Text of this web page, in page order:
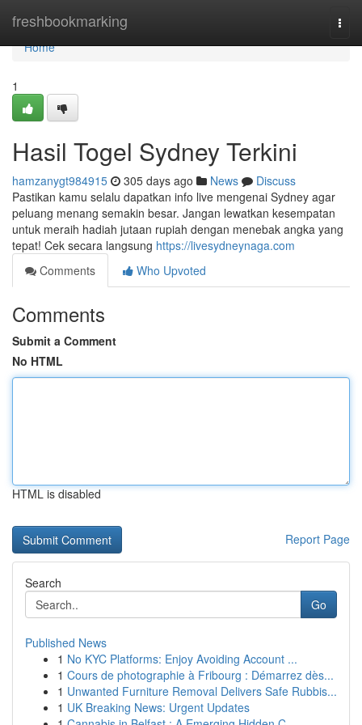
freshbookmarking
Home
Home
1
Hasil Togel Sydney Terkini
hamzanygt984915 305 days ago News
Discuss
Pastikan kamu selalu dapatkan info live mengenai Sydney agar
peluang menang semakin besar. Jangan lewatkan kesempatan
untuk meraih hadiah jutaan rupiah dengan menebak angka yang
tepat! Cek secara langsung https://livesydneynaga.com
Comments
Who Upvoted
Comments
Submit a Comment
No HTML
HTML is disabled
Report Page
Search
Go
Published News
1 No KYC Platforms: Enjoy Avoiding Account ...
1 Cours de photographie à Fribourg : Démarrez dès...
1 Unwanted Furniture Removal Delivers Safe Rubbis...
1 UK Breaking News: Urgent Updates